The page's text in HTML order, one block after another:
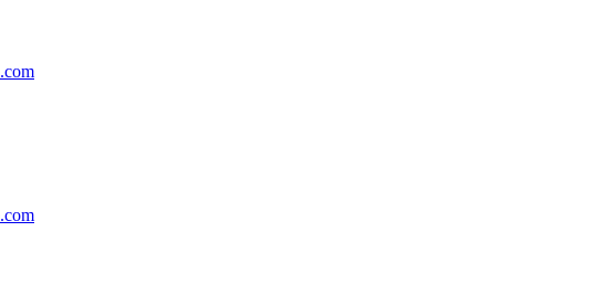
เป็ปซี่เวสป้าฮาร์เล่ย์โฆษณาเก่าโบราณ มีราคาแบบสวยๆเพียบหรือสั่งทำโทร
เป็ปซี่เวสป้าฮาร์เล่ย์โฆษณาเก่าโบราณ มีราคาแบบสวยๆเพียบหรือสั่งทำโทร